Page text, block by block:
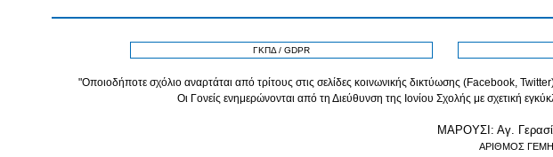
ΓΚΠΔ / GDPR
"Οποιοδήποτε σχόλιο αναρτάται από τρίτους στις σελίδες κοινωνικής δικτύωσης (Facebook,
Οι Γονείς ενημερώνονται από τη Διεύθυνση της Ιονίου Σχολής με σχετική
MAPOYΣΙ: Αγ.
ΑΡΙΘΜΟΣ ΓΕΜΗ